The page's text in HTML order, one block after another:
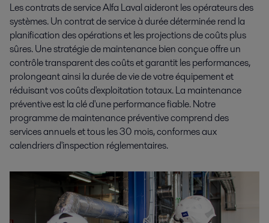
Les contrats de service Alfa Laval aideront les opérateurs des
systèmes. Un contrat de service à durée déterminée rend la
planification des opérations et les projections de coûts plus
sûres. Une stratégie de maintenance bien conçue offre un
contrôle transparent des coûts et garantit les performances,
prolongeant ainsi la durée de vie de votre équipement et
réduisant vos coûts d'exploitation totaux. La maintenance
préventive est la clé d'une performance fiable. Notre
programme de maintenance préventive comprend des
services annuels et tous les 30 mois, conformes aux
calendriers d'inspection réglementaires.